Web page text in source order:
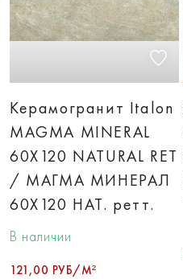
Керамогранит Italon
MAGMA MINERAL
60X120 NATURAL RET
/ МАГМА МИНЕРАЛ
60X120 НАТ. ретт.
В наличии
121,00 РУБ/М²